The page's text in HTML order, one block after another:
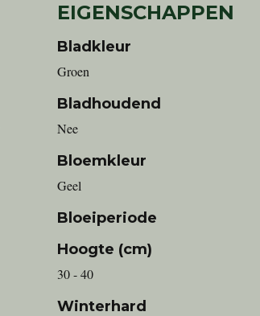
EIGENSCHAPPEN
Bladkleur
Groen
Bladhoudend
Nee
Bloemkleur
Geel
Bloeiperiode
Hoogte (cm)
30 - 40
Winterhard